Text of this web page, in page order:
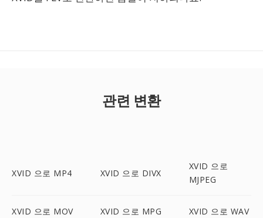
관련 변환
XVID 으로 MP4 XVID 으로 DIVX
XVID 으로
MJPEG
XVID 으로 MOV XVID 으로 MPG XVID 으로 WAV